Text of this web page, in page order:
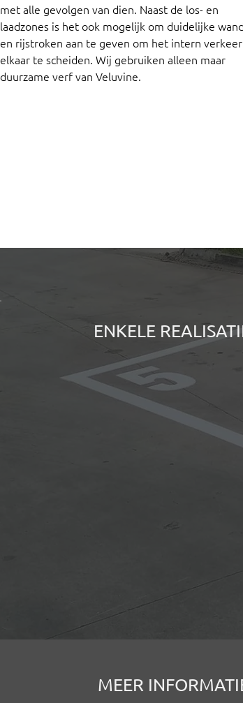
met alle gevolgen van dien. Naast de los- en
laadzones is het ook mogelijk om duidelijke
en rijstroken aan te geven om het intern verkeer
elkaar te scheiden. Wij gebruiken alleen maar
duurzame verf van Veluvine.
ENKELE
MEER